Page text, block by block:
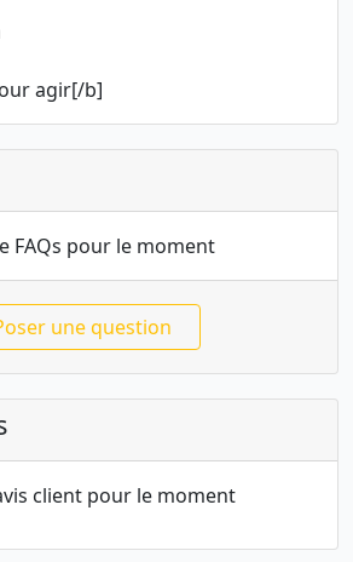
agir[/b]
FAQs pour le moment
une question
client pour le moment